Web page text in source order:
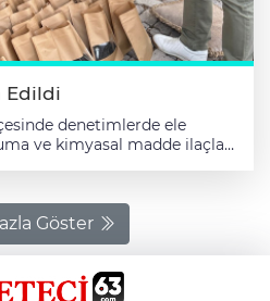
Edildi
denetimlerde ele
ve kimyasal madde ilaçları
denetimde bir
şekilde ürünlerin bulunduğu
ambalajları, dolum ve
ve ruhsatı
Göster